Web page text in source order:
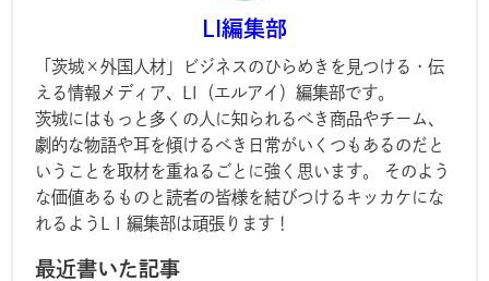
LI編集部
「茨城×外国人材」ビジネスのひらめきを見つける・伝
える情報メディア、LI（エルアイ）編集部です。
茨城にはもっと多くの人に知られるべき商品やチーム、
劇的な物語や耳を傾けるべき日常がいくつもあるのだと
いうことを取材を重ねるごとに強く思います。 そのよう
な価値あるものと読者の皆様を結びつけるキッカケにな
れるようL I 編集部は頑張ります！
最近書いた記事